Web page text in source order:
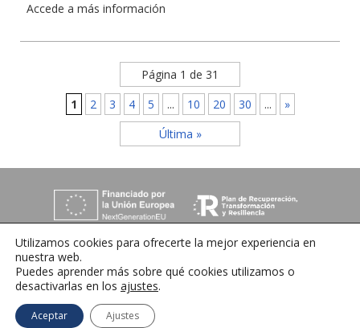
Accede a más información
Página 1 de 31
1
2 3 4 5 ... 10 20 30 ...
»
Última »
C/ Orense 6, 36970 Sanxenxo, Pontevedra
Tlfno:
+34 986 72 35 64
Aviso legal| Política de cookies
Utilizamos cookies para ofrecerte la mejor experiencia en
nuestra web.
Puedes aprender más sobre qué cookies utilizamos o
desactivarlas en los ajustes.
Aceptar Ajustes